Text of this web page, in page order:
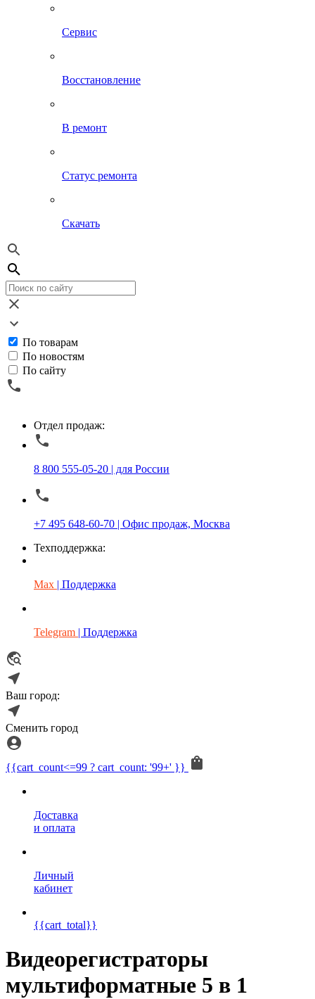
Сервис
Восстановление
В ремонт
Статус ремонта
Скачать
По товарам
По новостям
По сайту
Отдел продаж:
8 800 555-05-20 | для России
+7 495 648-60-70 | Офис продаж, Москва
Техподдержка:
Max | Поддержка
Telegram | Поддержка
Ваш город:
Сменить город
{{cart_count<=99 ? cart_count: '99+' }}
Доставка
и оплата
Личный
кабинет
{{cart_total}}
Видеорегистраторы
мультиформатные 5 в 1